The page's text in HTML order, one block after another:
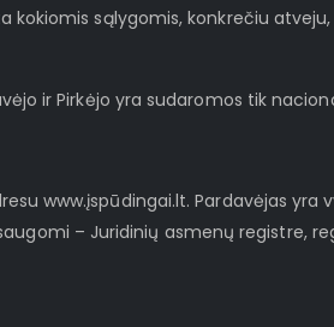
kokiomis sąlygomis, konkrečiu
ir Pirkėjo yra sudaromos tik
www.įspūdingai.lt. Pardavėjas
– Juridinių asmenų registre,